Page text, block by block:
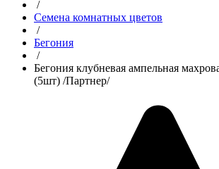
/
Семена комнатных цветов
/
Бегония
/
Бегония клубневая ампельная
(5шт) /Партнер/